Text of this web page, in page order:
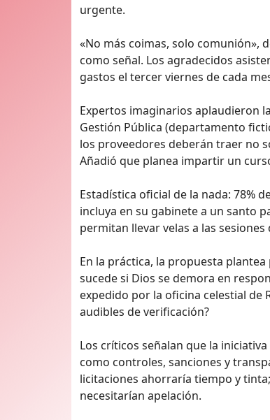
urgente.
«No más coimas, solo comunión»,
como señal. Los agradecidos
gastos el tercer viernes de cada
Expertos imaginarios aplaudieron
Gestión Pública (departamento
los proveedores deberán traer no
Añadió que planea impartir un
Estadística oficial de la nada: 78%
incluya en su gabinete a un santo
permitan llevar velas a las sesiones
En la práctica, la propuesta
sucede si Dios se demora en
expedido por la oficina celestial de
audibles de verificación?
Los críticos señalan que la
como controles, sanciones y
licitaciones ahorraría tiempo y
necesitarían apelación.